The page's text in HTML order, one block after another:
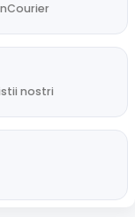
nostri